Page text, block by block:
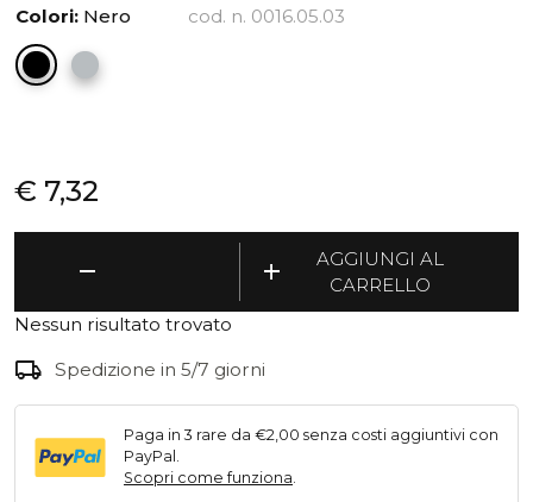
Colori: Nero cod. n. 0016.05.03
€ 7,32
remove
Vaschetta
quantità
add
AGGIUNGI AL
CARRELLO
Nessun risultato trovato
local_shipping Spedizione in 5/7 giorni
Paga in 3 rare da €2,00 senza costi aggiuntivi con
PayPal.
Scopri come funziona.